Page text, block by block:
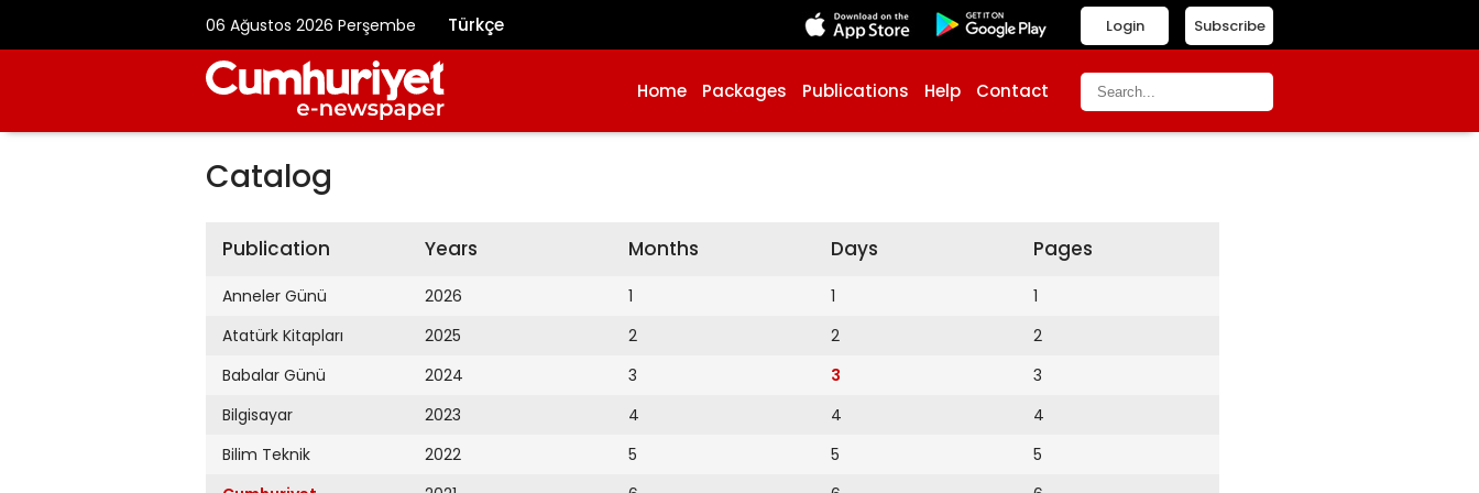
06 Ağustos 2026 Perşembe Türkçe Subscribe
Login
Home Packages Publications Help Contact
Catalog
Publication
Anneler Günü
Atatürk Kitapları
Babalar Günü
Bilgisayar
Bilim Teknik
Years
2026
2025
2024
2023
2022
Months
1
2
3
4
5
Days
1
2
3
4
5
Pages
1
2
3
4
5